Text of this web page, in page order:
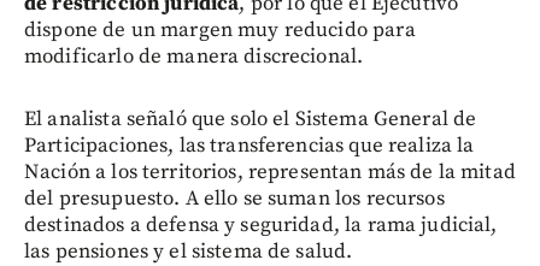
dispone de un margen muy reducido para
modificarlo de manera discrecional.
El analista señaló que solo el Sistema General de
Participaciones, las transferencias que realiza la
Nación a los territorios, representan más de la mitad
del presupuesto. A ello se suman los recursos
destinados a defensa y seguridad, la rama judicial,
las pensiones y el sistema de salud.